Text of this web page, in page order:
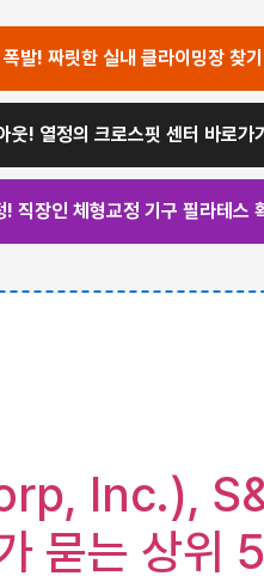
발! 짜릿한 실내 클라이밍장 찾기
! 열정의 크로스핏 센터 바로가기
! 직장인 체형교정 기구 필라테스
Inc.),
묻는 상위